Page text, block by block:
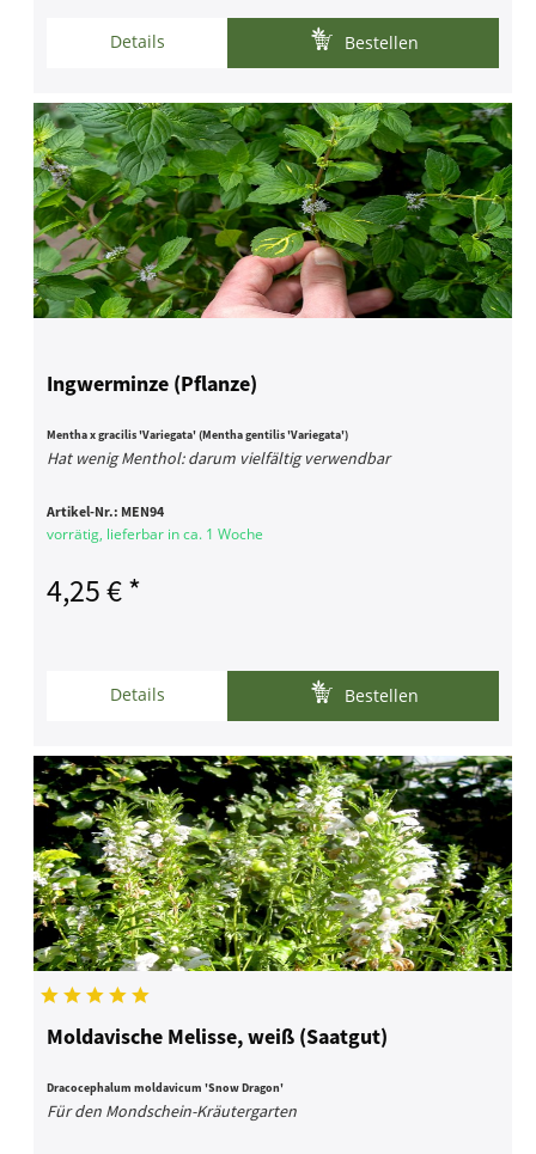
Details Bestellen
Ingwerminze (Pflanze)
Mentha x gracilis 'Variegata' (Mentha gentilis 'Variegata')
Hat wenig Menthol: darum vielfältig verwendbar
Artikel-Nr.: MEN94
vorrätig, lieferbar in ca. 1 Woche
4,25 € *
Details Bestellen
Moldavische Melisse, weiß (Saatgut)
Dracocephalum moldavicum 'Snow Dragon'
Für den Mondschein-Kräutergarten